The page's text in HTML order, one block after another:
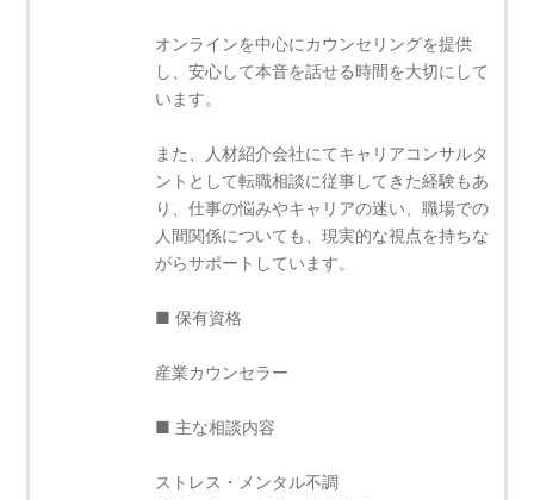
オンラインを中心にカウンセリングを提供
し、安心して本音を話せる時間を大切にして
います。
また、人材紹介会社にてキャリアコンサルタ
ントとして転職相談に従事してきた経験もあ
り、仕事の悩みやキャリアの迷い、職場での
人間関係についても、現実的な視点を持ちな
がらサポートしています。
■ 保有資格
産業カウンセラー
■ 主な相談内容
ストレス・メンタル不調